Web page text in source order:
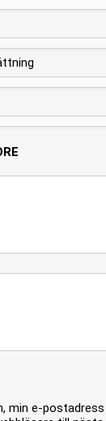
min e-